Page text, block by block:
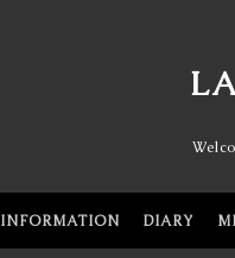
INFORMATION DIARY